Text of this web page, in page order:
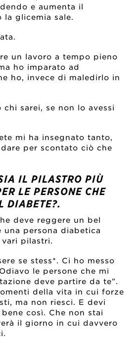
e aumenta il
la glicemia sale.
un lavoro a tempo pieno
ho imparato ad
ho, invece di maledirlo in
sarei, se non lo avessi
mi ha insegnato tanto,
per scontato ciò che
IL PILASTRO PIÙ
LE PERSONE CHE
DIABETE?.
deve reggere un bel
una persona diabetica
pilastri.
se stess*. Ci ho messo
le persone che mi
deve partire da te”.
della vita in cui forze
ma non riesci. E devi
così. Che non stai
il giorno in cui davvero